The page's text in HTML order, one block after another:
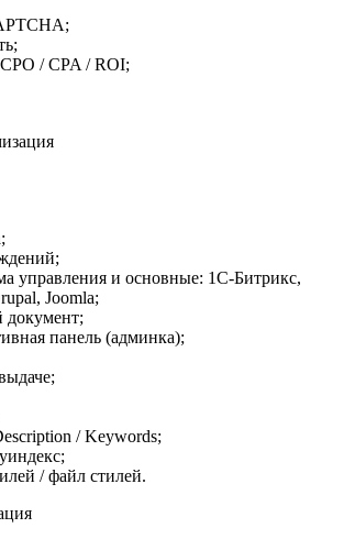
/ CPA / ROI;
управления и основные: 1С-Битрикс,
Joomla;
документ;
панель (админка);
/ Keywords;
/ файл стилей.